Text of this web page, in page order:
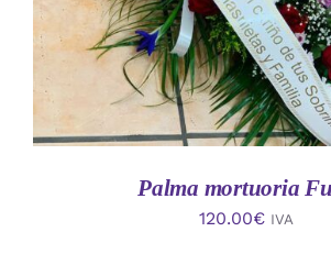
Palma mortuoria
120.00€ IVA